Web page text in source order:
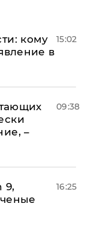
кому
в
15:02
–
09:38
9,
16:25